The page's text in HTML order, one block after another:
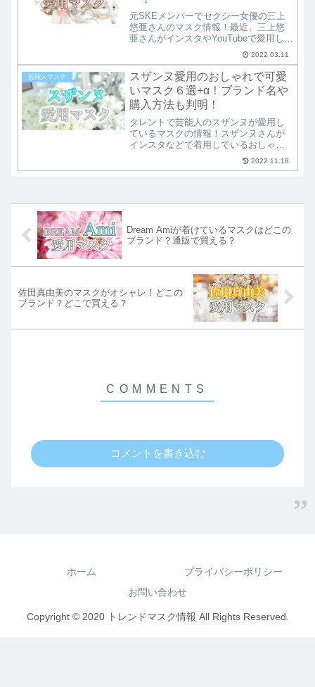
元SKEメンバーでセクシー女優の三上
悠亜さんのマスク情報！最近、三上悠
亜さんがインスタやYouTubeで愛用して
いる立体型「小顔に見えるマスク」を
調査！どこのメーカーでどこに売って
るのか？といった気になるマスク情報
をまとめています。芸能人愛用マスク
をチェック！
2022.03.11
芸能人マスク
スザンヌ愛用のおしゃれで可愛
いマスク６選+α！ブランド名や
購入方法も判明！
タレントで芸能人のスザンヌが愛用し
ているマスクの情報！スザンヌさんが
インスタなどで着用しているおしゃれ
で可愛いマスクの中から６つ厳選して
紹介。スザンヌマスクの価格や購入方
2022.11.18
Dream Amiが着けているマスクはどこの
ブランド？通販で買える？
佐田真由美のマスクがオシャレ！どこの
ブランド？どこで買える？
コメントを書き込む
ホーム
プライバシーポリシー
お問い合わせ
Copyright © 2020 トレンドマスク情報 All Rights Reserved.